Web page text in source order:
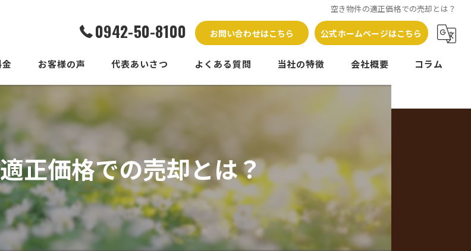
空き物件の適正価格での売却とは？
0942-50-8100 お問い合わせはこちら 公式ホームページはこちら
お客様の声 代表あいさつ よくある質問 当社の特徴
相談
処分
会社概要 コラム
正価格での売却とは？